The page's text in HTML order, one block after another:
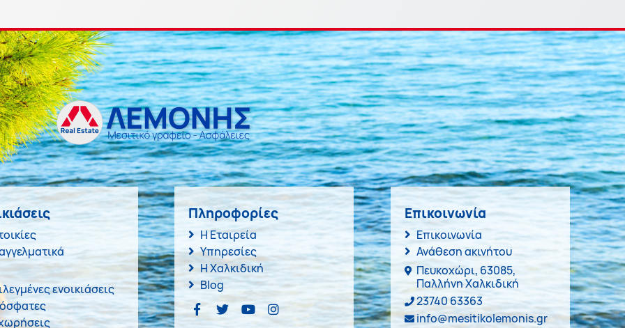
ενοικιάσεις
Πληροφορίες
Η Εταιρεία
Υπηρεσίες
Η Χαλκιδική
Blog
Επικοινωνία
Επικοινωνία
Ανάθεση ακινήτου
Πευκοχώρι, 63085,
Παλλήνη Χαλκιδική
23740 63363
info@mesitikolemonis.gr